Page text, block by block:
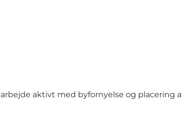
aktivt med byfornyelse og placering